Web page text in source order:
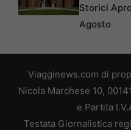
Storici
Agosto
Viagginews.com di
Nicola Marchese 10,
e Partita
Testata Giornalistica